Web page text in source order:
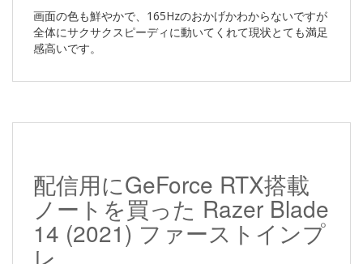
画面の色も鮮やかで、165Hzのおかげかわからないですが
全体にサクサクスピーディに動いてくれて現状とても満足
感高いです。
配信用にGeForce RTX搭載
ノートを買った Razer Blade
14 (2021) ファーストインプ
レ